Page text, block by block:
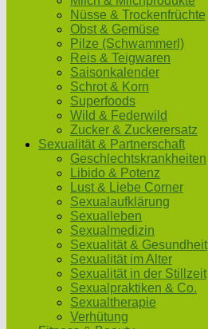
Nüsse & Trockenfrüchte
Obst & Gemüse
Pilze (Schwammerl)
Reis & Teigwaren
Saisonkalender
Schrot & Korn
Superfoods
Wild & Federwild
Zucker & Zuckerersatz
Sexualität & Partnerschaft
Geschlechtskrankheiten
Libido & Potenz
Lust & Liebe Corner
Sexualaufklärung
Sexualleben
Sexualmedizin
Sexualität & Gesundheit
Sexualität im Alter
Sexualität in der Stillzeit
Sexualpraktiken & Co.
Sexualtherapie
Verhütung